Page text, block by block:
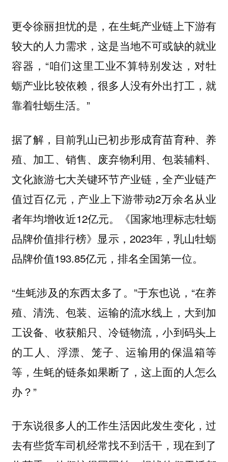
更令徐丽担忧的是，在生蚝产业链上下游有
较大的人力需求，这是当地不可或缺的就业
容器，“咱们这里工业不算特别发达，对牡
蛎产业比较依赖，很多人没有外出打工，就
靠着牡蛎生活。”
据了解，目前乳山已初步形成育苗育种、养
殖、加工、销售、废弃物利用、包装辅料、
文化旅游七大关键环节产业链，全产业链产
值过百亿元，产业上下游带动2万余名从业
者年均增收近12亿元。《国家地理标志牡蛎
品牌价值排行榜》显示，2023年，乳山牡蛎
品牌价值193.85亿元，排名全国第一位。
“生蚝涉及的东西太多了。”于东也说，“在养
殖、清洗、包装、运输的流水线上，大到加
工设备、收获船只、冷链物流，小到码头上
的工人、浮漂、笼子、运输用的保温箱等
等，生蚝的链条如果断了，这上面的人怎么
办？”
于东说很多人的工作生活因此发生变化，过
去有些货车司机经常找不到活干，现在到了